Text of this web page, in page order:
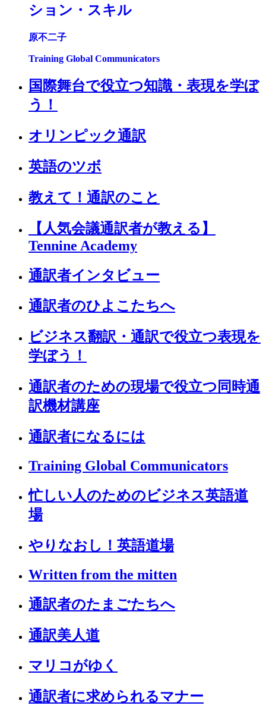
ション・スキル
原不二子
Training Global Communicators
国際舞台で役立つ知識・表現を学ぼ
う！
オリンピック通訳
英語のツボ
教えて！通訳のこと
【人気会議通訳者が教える】
Tennine Academy
通訳者インタビュー
通訳者のひよこたちへ
ビジネス翻訳・通訳で役立つ表現を
学ぼう！
通訳者のための現場で役立つ同時通
訳機材講座
通訳者になるには
Training Global Communicators
忙しい人のためのビジネス英語道
場
やりなおし！英語道場
Written from the mitten
通訳者のたまごたちへ
通訳美人道
マリコがゆく
通訳者に求められるマナー